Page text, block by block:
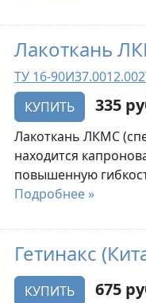
Лакоткань
ТУ 16-
КУПИТЬ
335
Лакоткань ЛКМС
находится
повышенную
Подробнее »
Гетинакс
КУПИТЬ 675